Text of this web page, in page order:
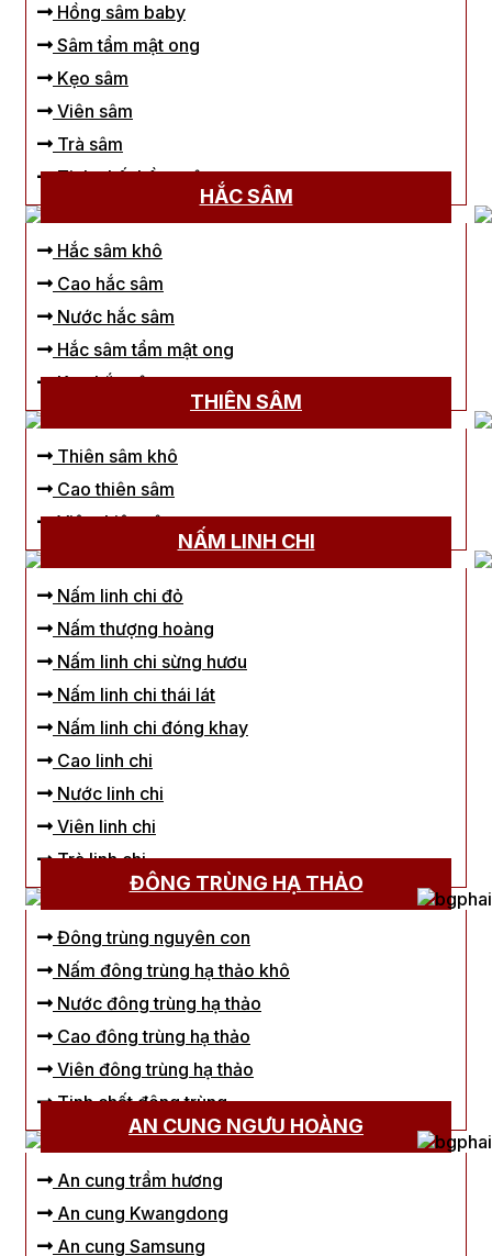
Hồng sâm baby
Sâm tẩm mật ong
Kẹo sâm
Viên sâm
Trà sâm
Tinh chất hồng sâm
HẮC SÂM
Hắc sâm khô
Cao hắc sâm
Nước hắc sâm
Hắc sâm tẩm mật ong
Kẹo hắc sâm
THIÊN SÂM
Thiên sâm khô
Cao thiên sâm
Viên thiên sâm
NẤM LINH CHI
Nấm linh chi đỏ
Nấm thượng hoàng
Nấm linh chi sừng hươu
Nấm linh chi thái lát
Nấm linh chi đóng khay
Cao linh chi
Nước linh chi
Viên linh chi
Trà linh chi
ĐÔNG TRÙNG HẠ THẢO
Đông trùng nguyên con
Nấm đông trùng hạ thảo khô
Nước đông trùng hạ thảo
Cao đông trùng hạ thảo
Viên đông trùng hạ thảo
Tinh chất đông trùng
AN CUNG NGƯU HOÀNG
An cung trầm hương
An cung Kwangdong
An cung Samsung